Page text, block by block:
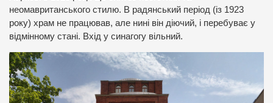
неомавританського стилю. В радянський період (із 1923
року) храм не працював, але нині він діючий, і перебуває у
відмінному стані. Вхід у синагогу вільний.